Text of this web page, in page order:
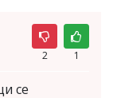
2 1
се